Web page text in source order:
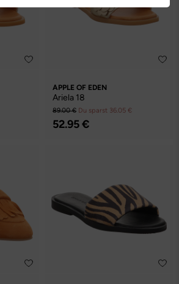
APPLE OF EDEN
Ariela 18
89.00 € Du sparst 36.05 €
52.95 €